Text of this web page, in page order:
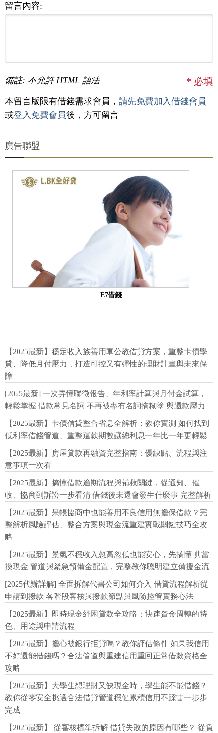
留言內容:
備註: 不允許 HTML 語法 * 必填
本留言版限有借錢需求會員， 請先免費加入借錢會員
或登入免費會員後，方可留言
廣告聯盟
E7借錢
【2025最新】穩定收入族善用軍公教借貸方案，重整卡債學
貸、降低月付壓力，打造可控又有彈性的理財計畫與未來保
障
[2025最新] 一次弄懂聯徵報告、年利率計算與月付金試算，
輕鬆掌握 借款常見名詞 不再被專有名詞搞糊塗 與還款壓力
【2025最新】卡債信貸整合省息全解析：教你實測 如何找到
低利率借錢管道、重整還款期數讓總利息一年比一年更輕鬆
【2025最新】房屋貸款再融資完整指南：優缺點、流程與注
意事項一次看
【2025最新】搞懂借款逾期流程與補救關鍵，從通知、催
收、協商到訴訟一步看清 借錢後未還會發生什麼事 完整解析
【2025最新】呆帳協商中也能善用不良信用無擔保借款？完
整解析風險評估、整合方案與現金流重建實戰關鍵技巧全攻
略
【2025最新】景氣不穩收入忽高忽低也能安心，先搞懂 典當
換現金 管道與緊急預備金配置，完整教你聰明建立備援金流
[2025代辦詳解] 全面拆解代書公司如何介入 借貸流程解析從
申請到撥款 各階段審核與撥款節點與風險控管實務心法
【2025最新】即時現金紓困貸款全攻略：快速資金周轉的特
色、用途與申請流程
【2025最新】擔心被銀行拒貸嗎？教你評估條件 如果我信用
不好還能借錢嗎？合法管道與重建信用重回正常借款資格全
攻略
【2025最新】大學生想理財又缺現金時，學生能不能借錢？
教你從零安全挑選合法借貸管道穩健累積信用不踩雷一步步
完成
【2025最新】 從審核標準拆解 借貸失敗的原因有哪些？ 從負